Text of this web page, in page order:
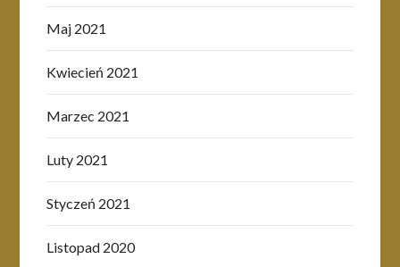
Maj 2021
Kwiecień 2021
Marzec 2021
Luty 2021
Styczeń 2021
Listopad 2020